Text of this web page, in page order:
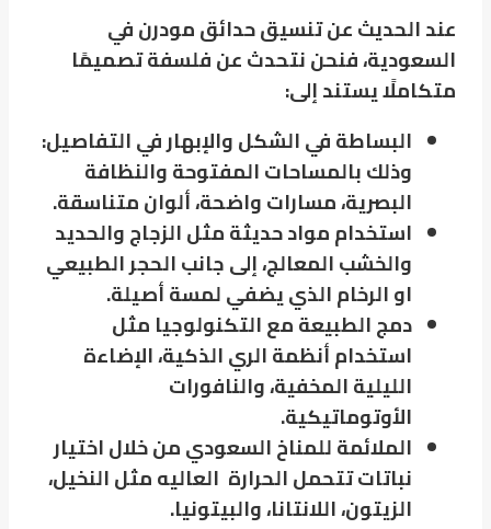
عند الحديث عن تنسيق حدائق مودرن في
السعودية، فنحن نتحدث عن فلسفة تصميمًا
متكاملًا يستند إلى:
البساطة في الشكل والإبهار في التفاصيل:
وذلك بالمساحات المفتوحة والنظافة
البصرية، مسارات واضحة، ألوان متناسقة.
استخدام مواد حديثة مثل الزجاج والحديد
والخشب المعالج، إلى جانب الحجر الطبيعي
او الرخام الذي يضفي لمسة أصيلة.
دمج الطبيعة مع التكنولوجيا مثل
استخدام أنظمة الري الذكية، الإضاءة
الليلية المخفية، والنافورات
الأوتوماتيكية.
الملائمة للمناخ السعودي من خلال اختيار
نباتات تتحمل الحرارة العاليه مثل النخيل،
الزيتون، اللانتانا، والبيتونيا.